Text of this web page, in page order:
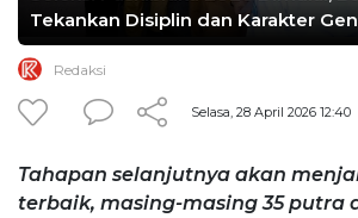
Tekankan Disiplin dan Karakter
Redaksi
Selasa, 28 April 2026 12:40
Tahapan selanjutnya akan
terbaik, masing-masing 35 putra